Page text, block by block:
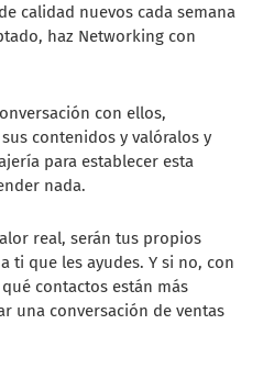
calidad nuevos cada semana
haz Networking con
con ellos,
contenidos y valóralos y
para establecer esta
nada.
real, serán tus propios
ti que les ayudes. Y si no, con
contactos están más
una conversación de ventas